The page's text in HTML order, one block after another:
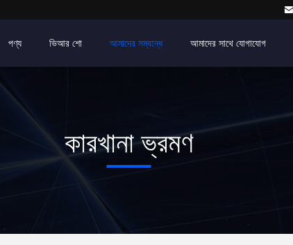
পণ্য ভিআর শো আমাদের সম্বন্ধে আমাদের সাথে যোগাযোগ
কারখানা ভ্রমণ